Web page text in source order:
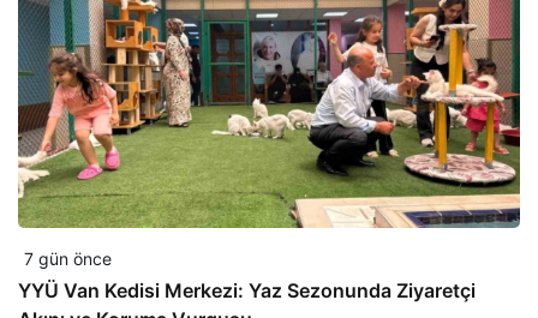
7 gün önce
YYÜ Van Kedisi Merkezi: Yaz Sezonunda Ziyaretçi